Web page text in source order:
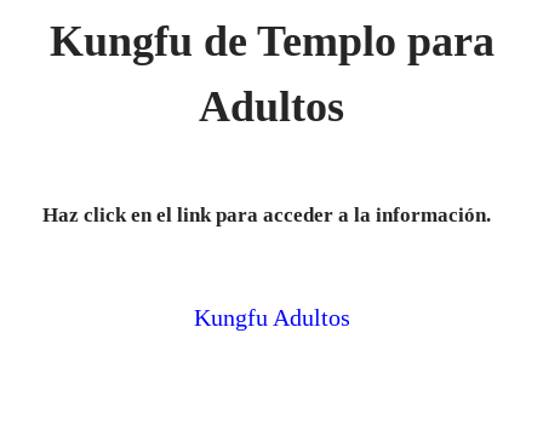
Kungfu de Templo para
Adultos
Haz click en el link para acceder a la información.
Kungfu Adultos